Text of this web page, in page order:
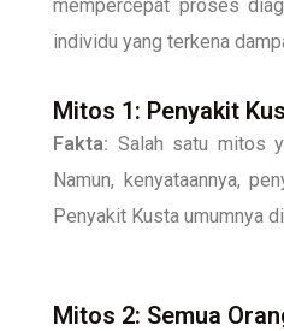
mempercepat proses
individu yang terkena
Mitos 1: Penyakit
Fakta: Salah satu mitos
Namun, kenyataannya,
Penyakit Kusta umumnya
Mitos 2: Semua